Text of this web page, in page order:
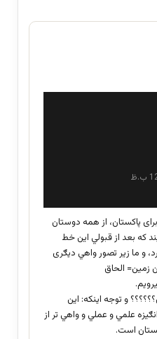
پاکستان، از همه دوستان
که بعد از قبولي این خط
و ما زیر تصور واهي دیګری
زمین= الحاق
و توجه اینکه: این
علمي و عملي و واهي تر از
است.